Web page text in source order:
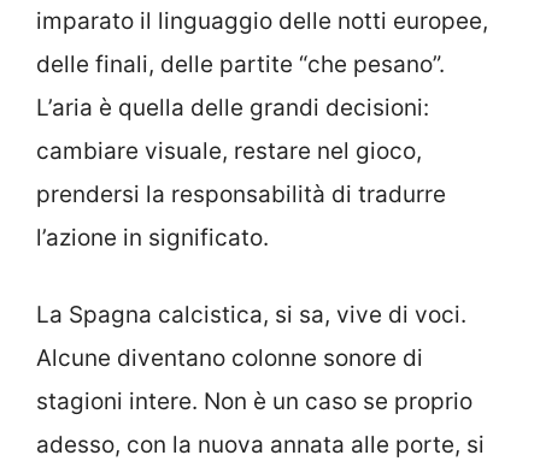
imparato il linguaggio delle notti europee,
delle finali, delle partite “che pesano”.
L’aria è quella delle grandi decisioni:
cambiare visuale, restare nel gioco,
prendersi la responsabilità di tradurre
l’azione in significato.
La Spagna calcistica, si sa, vive di voci.
Alcune diventano colonne sonore di
stagioni intere. Non è un caso se proprio
adesso, con la nuova annata alle porte, si